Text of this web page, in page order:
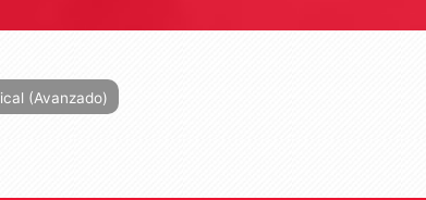
(Avanzado)